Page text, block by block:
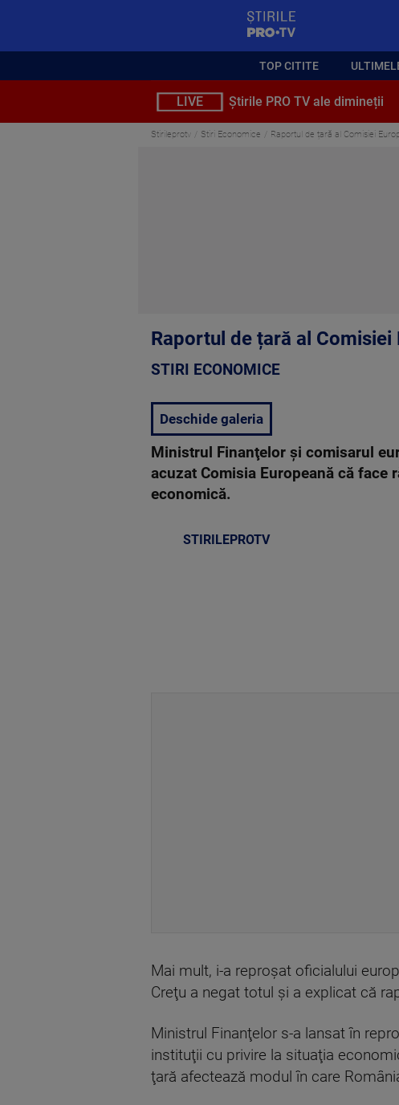
TOP CITITE
LIVE Știrile PRO TV ale dimineții
Stirileprotv Stiri Economice Raportul de țară al Comisiei
Raportul de țară al
STIRI ECONOMICE
Deschide galeria
Ministrul Finanţelor şi comisarul
acuzat Comisia Europeană că
economică.
STIRILEPROTV
Mai mult, i-a reproşat oficialului
Creţu a negat totul şi a explicat că
Ministrul Finanţelor s-a lansat în
instituţii cu privire la situaţia
ţară afectează modul în care